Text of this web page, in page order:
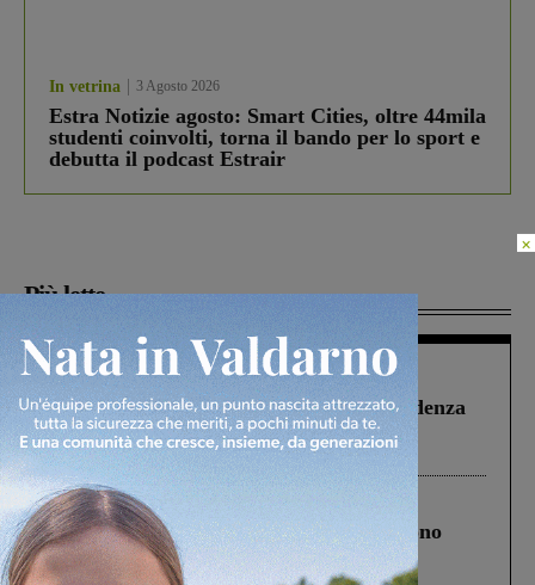
In vetrina 3 Agosto 2026
Estra Notizie agosto: Smart Cities, oltre 44mila
studenti coinvolti, torna il bando per lo sport e
debutta il podcast Estrair
Più lette
Figline Incisa Valdarno 1 Agosto 2026
Piscina di Figline finanziata oltre la scadenza
Pnrr, il gruppo di Fratelli d’Italia: “Un
ringraziamento al Governo”
Cronaca 4 Agosto 2026
Un anno fa la strage in A1 in cui morirono
Gianni, Giulia e Franco. Lo schianto, il
processo, lo stop ai sorpassi fra tir....
×